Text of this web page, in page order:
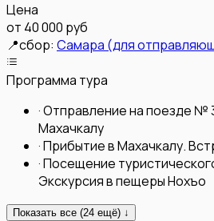
Цена
от 40 000 руб
📍сбор: Самара (для
Программа тура
·Отправление на поезде №
Махачкалу
·Прибытие в Махачкалу.
·Посещение
Экскурсия в пещеры Нохъо
Показать все (24 ещё) ↓